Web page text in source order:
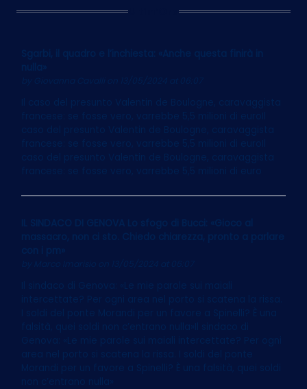
Sgarbi, il quadro e l’inchiesta: «Anche questa finirà in
nulla»
on 13/05/2024 at 06:07
Il caso del presunto Valentin de Boulogne, caravaggista
francese: se fosse vero, varrebbe 5,5 milioni di euroIl
caso del presunto Valentin de Boulogne, caravaggista
francese: se fosse vero, varrebbe 5,5 milioni di euroIl
caso del presunto Valentin de Boulogne, caravaggista
francese: se fosse vero, varrebbe 5,5 milioni di euro
IL SINDACO DI GENOVA Lo sfogo di Bucci: «Gioco al
massacro, non ci sto. Chiedo chiarezza, pronto a parlare
con i pm»
Marco Imarisio on 13/05/2024 at 06:07
Il sindaco di Genova: «Le mie parole sui maiali
intercettate? Per ogni area nel porto si scatena la rissa.
I soldi del ponte Morandi per un favore a Spinelli? È una
falsità, quei soldi non c’entrano nulla»Il sindaco di
Genova: «Le mie parole sui maiali intercettate? Per ogni
area nel porto si scatena la rissa. I soldi del ponte
Morandi per un favore a Spinelli? È una falsità, quei soldi
non c’entrano nulla»